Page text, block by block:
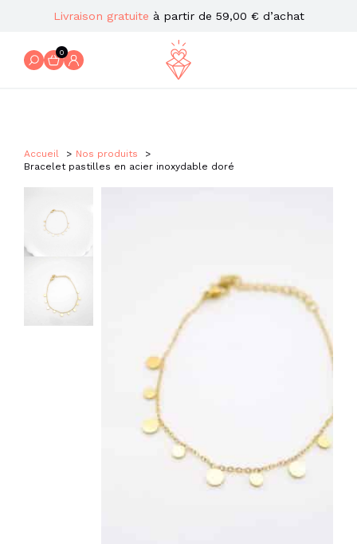
Livraison gratuite à partir de 59,00 € d’achat
0
Accueil
Nos produits
Bracelet pastilles en acier inoxydable doré